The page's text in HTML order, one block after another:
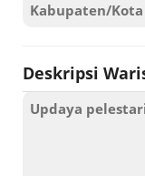
Kabupaten/Kota
Deskripsi
Updaya